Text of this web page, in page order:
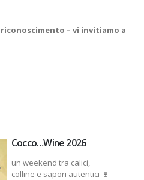
– vi invitiamo a
Cocco…Wine 2026
un weekend tra calici,
colline e sapori autentici 🍷